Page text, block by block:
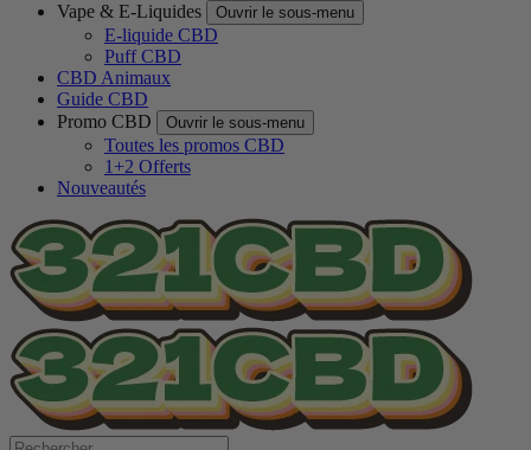
Vape & E-Liquides
Ouvrir le sous-menu
E-liquide CBD
Puff CBD
CBD Animaux
Guide CBD
Promo CBD
Ouvrir le sous-menu
Toutes les promos CBD
1+2 Offerts
Nouveautés